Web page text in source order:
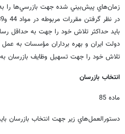
زمان‌هاي پيش‌بيني شده جهت بازرسي‌ها را به
بايد حداكثر تلاش خود را جهت به حداقل
دولت ايران و بهره برداران مؤسسات به عمل
تلاش خود را جهت تسهيل وظايف بازرسان
انتخاب بازرسان
ماده 85
دستورالعمل‌هاي زير جهت انتخاب بازرسان